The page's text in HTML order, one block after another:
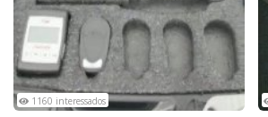
1160 interessados